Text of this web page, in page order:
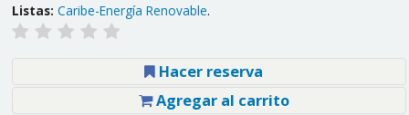
Listas: Caribe-Energía Renovable.
Hacer reserva
Agregar al carrito